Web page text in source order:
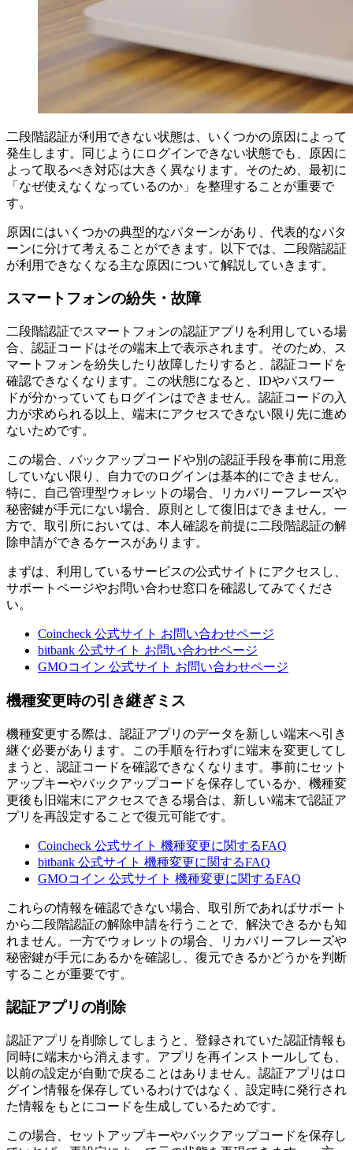
二段階認証が利用できない状態は、いくつかの原因によって
発生します。同じようにログインできない状態でも、原因に
よって取るべき対応は大きく異なります。そのため、最初に
「なぜ使えなくなっているのか」を整理することが重要で
す。
原因にはいくつかの典型的なパターンがあり、代表的なパタ
ーンに分けて考えることができます。以下では、二段階認証
が利用できなくなる主な原因について解説していきます。
スマートフォンの紛失・故障
二段階認証でスマートフォンの認証アプリを利用している場
合、認証コードはその端末上で表示されます。そのため、ス
マートフォンを紛失したり故障したりすると、認証コードを
確認できなくなります。この状態になると、IDやパスワー
ドが分かっていてもログインはできません。認証コードの入
力が求められる以上、端末にアクセスできない限り先に進め
ないためです。
この場合、バックアップコードや別の認証手段を事前に用意
していない限り、自力でのログインは基本的にできません。
特に、自己管理型ウォレットの場合、リカバリーフレーズや
秘密鍵が手元にない場合、原則として復旧はできません。一
方で、取引所においては、本人確認を前提に二段階認証の解
除申請ができるケースがあります。
まずは、利用しているサービスの公式サイトにアクセスし、
サポートページやお問い合わせ窓口を確認してみてくださ
い。
Coincheck 公式サイト お問い合わせページ
bitbank 公式サイト お問い合わせページ
GMOコイン 公式サイト お問い合わせページ
機種変更時の引き継ぎミス
機種変更する際は、認証アプリのデータを新しい端末へ引き
継ぐ必要があります。この手順を行わずに端末を変更してし
まうと、認証コードを確認できなくなります。事前にセット
アップキーやバックアップコードを保存しているか、機種変
更後も旧端末にアクセスできる場合は、新しい端末で認証ア
プリを再設定することで復元可能です。
Coincheck 公式サイト 機種変更に関するFAQ
bitbank 公式サイト 機種変更に関するFAQ
GMOコイン 公式サイト 機種変更に関するFAQ
これらの情報を確認できない場合、取引所であればサポート
から二段階認証の解除申請を行うことで、解決できるかも知
れません。一方でウォレットの場合、リカバリーフレーズや
秘密鍵が手元にあるかを確認し、復元できるかどうかを判断
することが重要です。
認証アプリの削除
認証アプリを削除してしまうと、登録されていた認証情報も
同時に端末から消えます。アプリを再インストールしても、
以前の設定が自動で戻ることはありません。認証アプリはロ
グイン情報を保存しているわけではなく、設定時に発行され
た情報をもとにコードを生成しているためです。
この場合、セットアップキーやバックアップコードを保存し